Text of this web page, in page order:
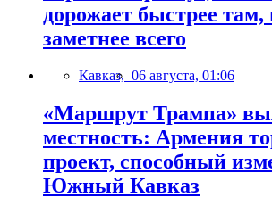
дорожает быстрее там,
заметнее всего
Кавказ, 06 августа, 01:06
«Маршрут Трампа»
местность: Армения
проект, способный
Южный Кавказ